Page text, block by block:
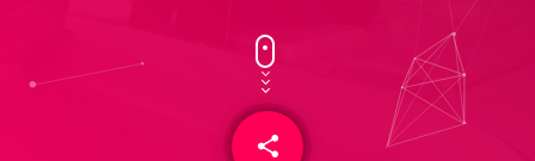
share
email